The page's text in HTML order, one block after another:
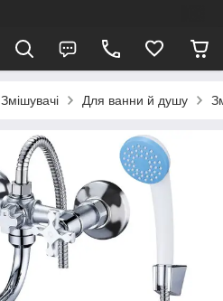
Змішувачі Для ванни й душу